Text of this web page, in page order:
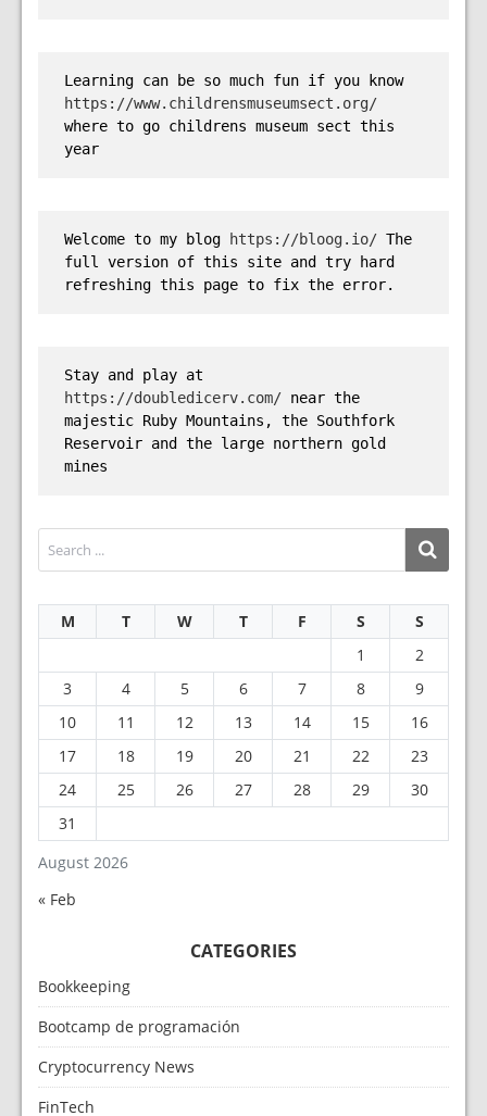
Learning can be so much fun if you know
https://www.childrensmuseumsect.org/
where to go childrens museum sect this
year
Welcome to my blog https://bloog.io/ The
full version of this site and try hard
refreshing this page to fix the error.
https://doubledicerv.com/ near the
majestic Ruby Mountains, the Southfork
Reservoir and the large northern gold
mines
August 2026
M T W T F S
S
1
2
3
4 5 6 7 8
9
10
11 12 13 14 15
16
17
18 19 20 21 22
23
24
25 26 27 28 29
30
31
« Feb
CATEGORIES
Bookkeeping
Bootcamp de programación
Cryptocurrency News
FinTech